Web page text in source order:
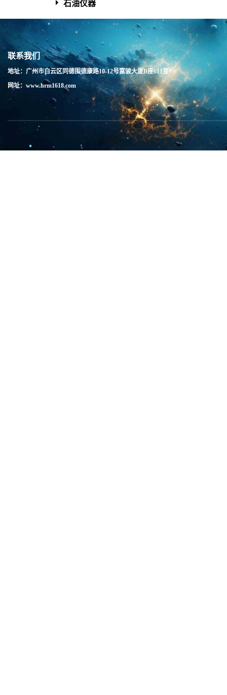
石油仪器
联系我们
地址：广州市白云区同德围德康路10-12号富骏大厦B座611室
网址：www.hrm1618.com